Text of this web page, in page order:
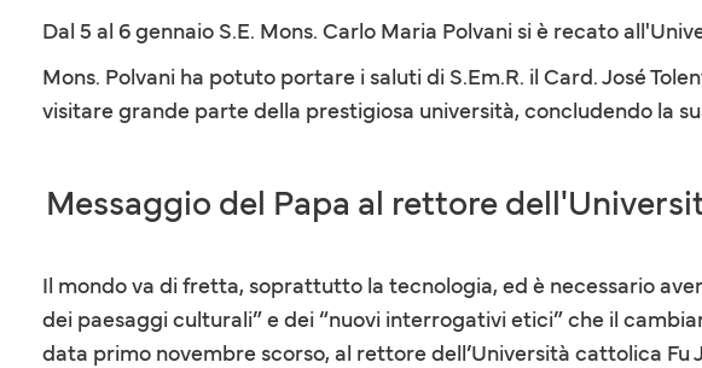
Dal 5 al 6 gennaio S.E. Mons. Carlo Maria Polvani si è recato
Mons. Polvani ha potuto portare i saluti di S.Em.R. il Card. José
visitare grande parte della prestigiosa università, concludendo la
Messaggio del Papa al rettore
Il mondo va di fretta, soprattutto la tecnologia, ed è necessario
dei paesaggi culturali” e dei “nuovi interrogativi etici” che il
data primo novembre scorso, al rettore dell’Università cattolica Fu